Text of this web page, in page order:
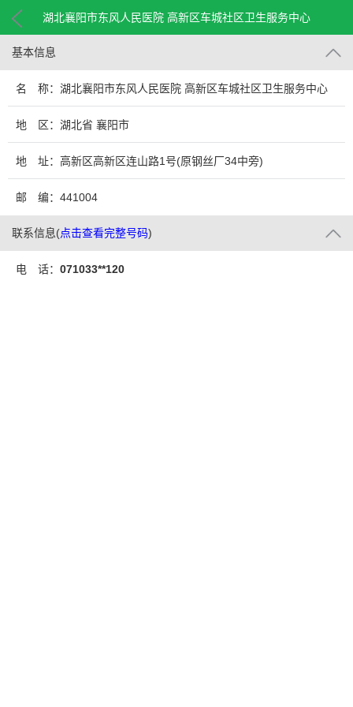
湖北襄阳市东风人民医院 高新区车城社区卫生服务中心
基本信息
名 称：湖北襄阳市东风人民医院 高新区车城社区卫生服务中心
地 区：湖北省 襄阳市
地 址：高新区高新区连山路1号(原钢丝厂34中旁)
邮 编：441004
联系信息(点击查看完整号码)
电 话： 071033**120